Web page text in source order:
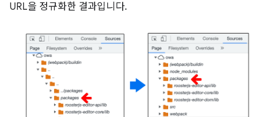
URL을 정규화한 결과입니다.